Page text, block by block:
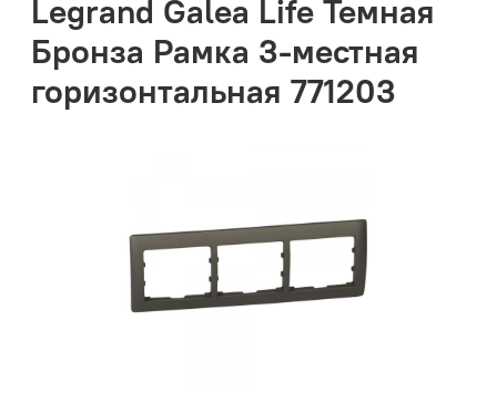
Legrand Galea Life Темная
Бронза Рамка 3-местная
горизонтальная 771203